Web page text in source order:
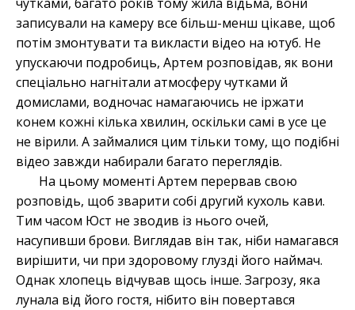
чутками, багато років тому жила відьма, вони
записували на камеру все більш-менш цікаве, щоб
потім змонтувати та викласти відео на ютуб. Не
упускаючи подробиць, Артем розповідав, як вони
спеціально нагнітали атмосферу чутками й
домислами, водночас намагаючись не іржати
конем кожні кілька хвилин, оскільки самі в усе це
не вірили. А займалися цим тільки тому, що подібні
відео завжди набирали багато переглядів.
На цьому моменті Артем перервав свою
розповідь, щоб зварити собі другий кухоль кави.
Тим часом Юст не зводив із нього очей,
насупивши брови. Виглядав він так, ніби намагався
вирішити, чи при здоровому глузді його наймач.
Однак хлопець відчував щось інше. Загрозу, яка
лунала від його гостя, нібито він повертався